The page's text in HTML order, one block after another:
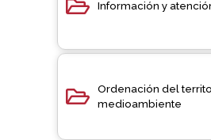
Información y
Ordenación del
medioambiente